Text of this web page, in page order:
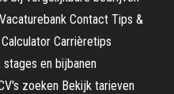
Contact Tips &
Carrièretips
en bijbanen
zoeken Bekijk tarieven